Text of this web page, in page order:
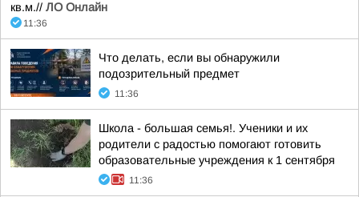
кв.м.// ЛО Онлайн
11:36
Что делать, если вы обнаружили
подозрительный предмет
11:36
Школа - большая семья!. Ученики и их
родители с радостью помогают готовить
образовательные учреждения к 1 сентября
11:36